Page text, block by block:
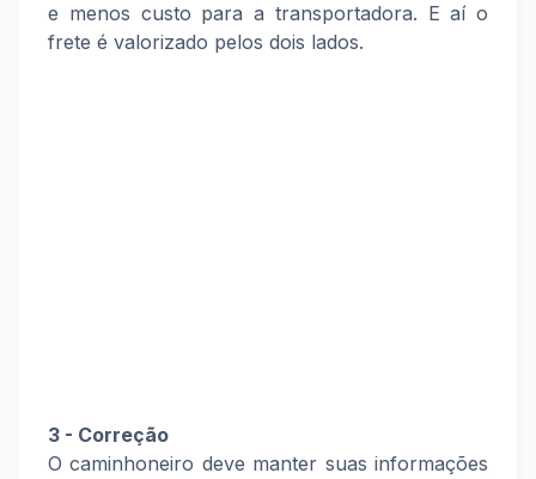
e menos custo para a transportadora. E aí o
frete é valorizado pelos dois lados.
3 - Correção
O caminhoneiro deve manter suas informações